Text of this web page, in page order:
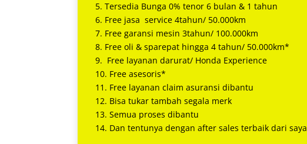
5. Tersedia Bunga 0% tenor 6 bulan & 1 tahun
6. Free jasa service 4tahun/ 50.000km
7. Free garansi mesin 3tahun/ 100.000km
8. Free oli & sparepat hingga 4 tahun/ 50.000km*
9. Free layanan darurat/ Honda Experience
10. Free asesoris*
11. Free layanan claim asuransi dibantu
12. Bisa tukar tambah segala merk
13. Semua proses dibantu
14. Dan tentunya dengan after sales terbaik dari saya